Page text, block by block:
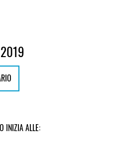
INIZIA ALLE: